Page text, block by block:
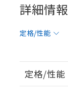
詳細情報
定格/性能
定格/性能